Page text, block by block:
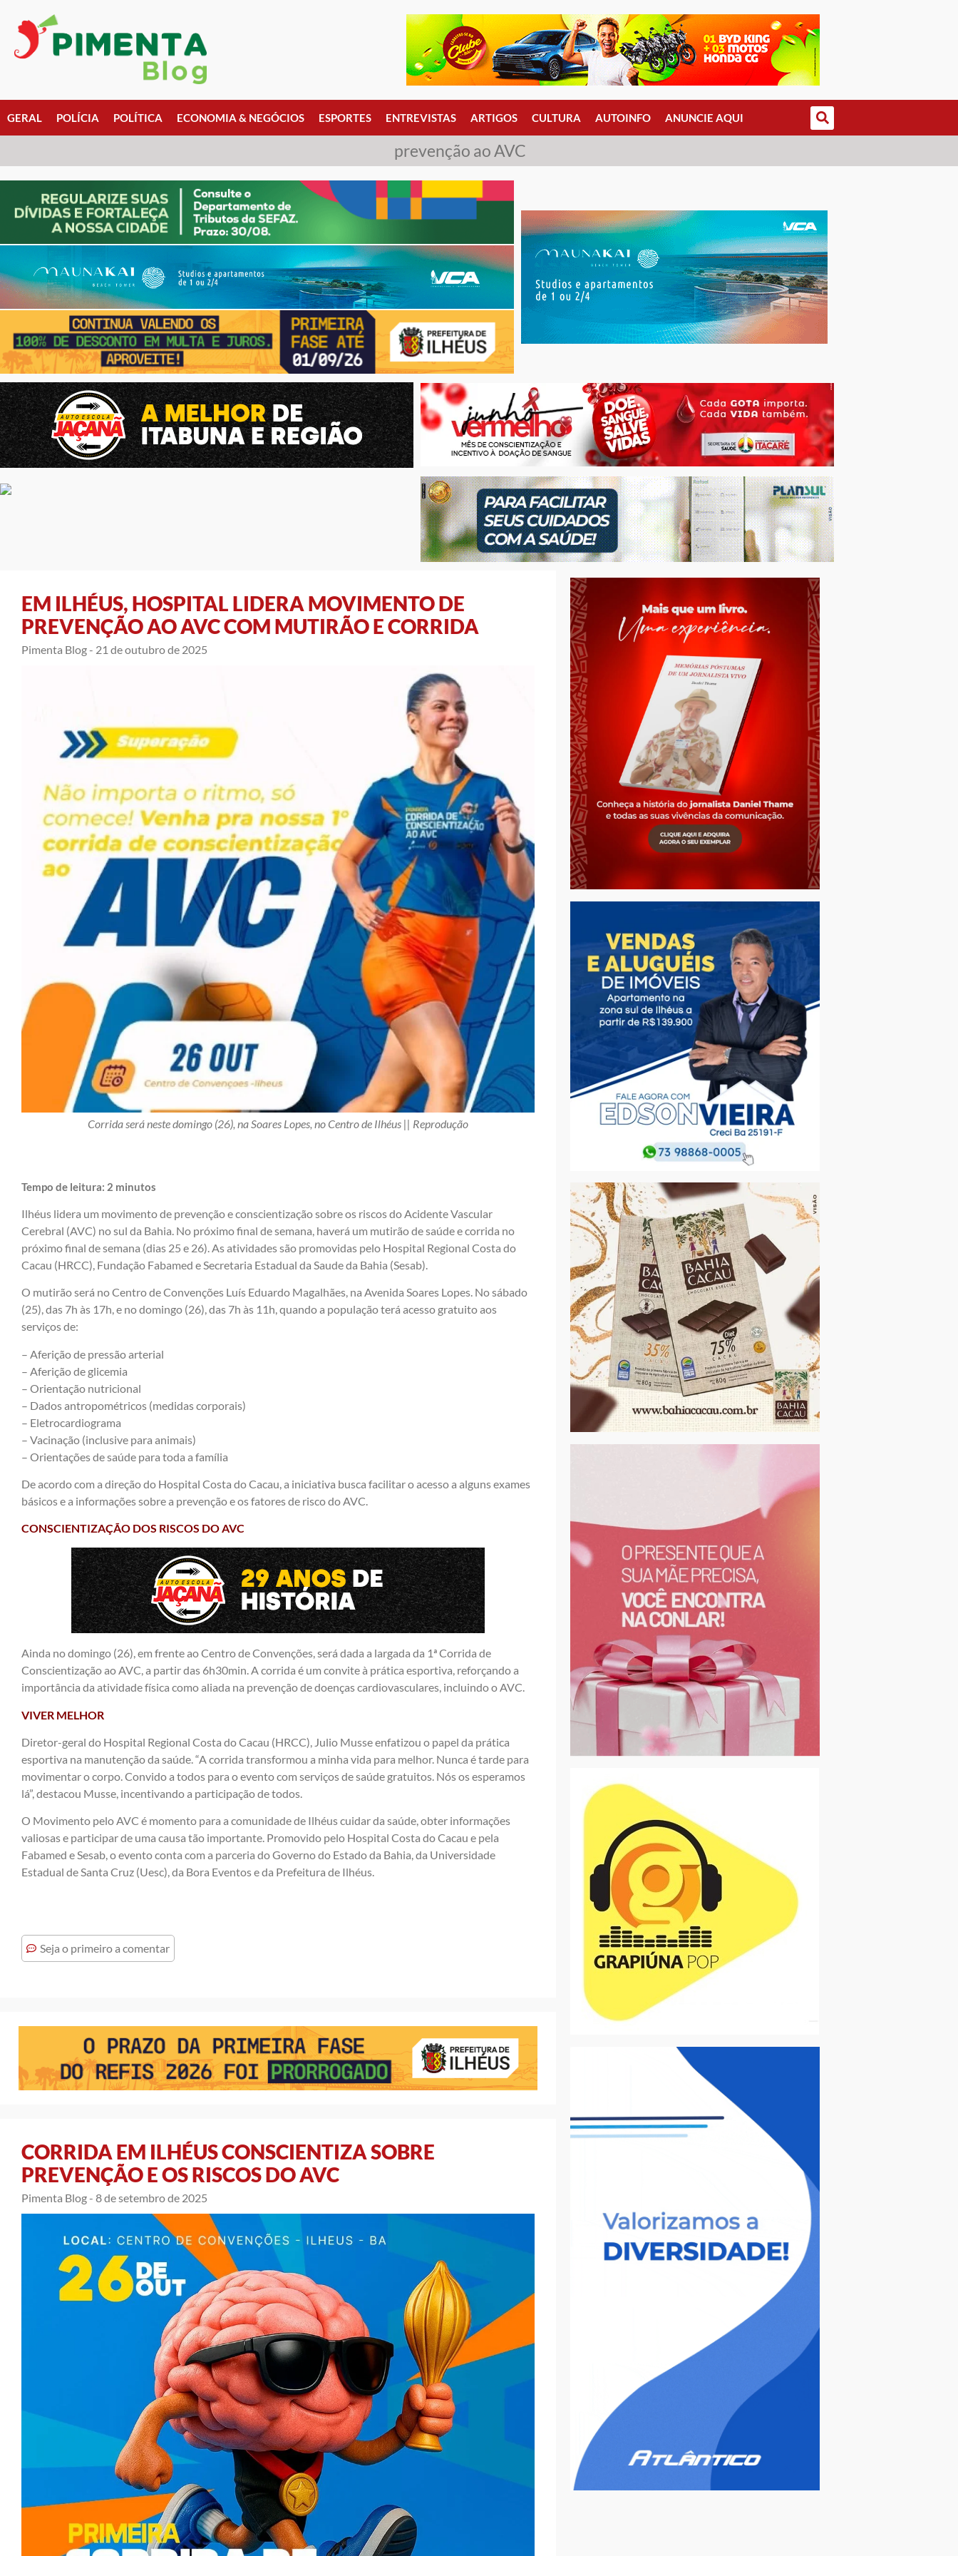
GERAL POLÍCIA POLÍTICA ECONOMIA & NEGÓCIOS ESPORTES ENTREVISTAS ARTIGOS CULTURA AUTOINFO ANUNCIE AQUI
prevenção ao AVC
EM ILHÉUS, HOSPITAL LIDERA MOVIMENTO DE
PREVENÇÃO AO AVC COM MUTIRÃO E CORRIDA
Pimenta Blog - 21 de outubro de 2025
Corrida será neste domingo (26), na Soares Lopes, no Centro de Ilhéus || Reprodução
Tempo de leitura: 2 minutos
Ilhéus lidera um movimento de prevenção e conscientização sobre os riscos do Acidente Vascular
Cerebral (AVC) no sul da Bahia. No próximo final de semana, haverá um mutirão de saúde e corrida no
próximo final de semana (dias 25 e 26). As atividades são promovidas pelo Hospital Regional Costa do
Cacau (HRCC), Fundação Fabamed e Secretaria Estadual da Saude da Bahia (Sesab).
O mutirão será no Centro de Convenções Luís Eduardo Magalhães, na Avenida Soares Lopes. No sábado
(25), das 7h às 17h, e no domingo (26), das 7h às 11h, quando a população terá acesso gratuito aos
serviços de:
– Aferição de pressão arterial
– Aferição de glicemia
– Orientação nutricional
– Dados antropométricos (medidas corporais)
– Eletrocardiograma
– Vacinação (inclusive para animais)
– Orientações de saúde para toda a família
De acordo com a direção do Hospital Costa do Cacau, a iniciativa busca facilitar o acesso a alguns exames
básicos e a informações sobre a prevenção e os fatores de risco do AVC.
CONSCIENTIZAÇÃO DOS RISCOS DO AVC
Ainda no domingo (26), em frente ao Centro de Convenções, será dada a largada da 1ª Corrida de
Conscientização ao AVC, a partir das 6h30min. A corrida é um convite à prática esportiva, reforçando a
importância da atividade física como aliada na prevenção de doenças cardiovasculares, incluindo o AVC.
VIVER MELHOR
Diretor-geral do Hospital Regional Costa do Cacau (HRCC), Julio Musse enfatizou o papel da prática
esportiva na manutenção da saúde. “A corrida transformou a minha vida para melhor. Nunca é tarde para
movimentar o corpo. Convido a todos para o evento com serviços de saúde gratuitos. Nós os esperamos
lá”, destacou Musse, incentivando a participação de todos.
O Movimento pelo AVC é momento para a comunidade de Ilhéus cuidar da saúde, obter informações
valiosas e participar de uma causa tão importante. Promovido pelo Hospital Costa do Cacau e pela
Fabamed e Sesab, o evento conta com a parceria do Governo do Estado da Bahia, da Universidade
Estadual de Santa Cruz (Uesc), da Bora Eventos e da Prefeitura de Ilhéus.
Seja o primeiro a comentar
CORRIDA EM ILHÉUS CONSCIENTIZA SOBRE
PREVENÇÃO E OS RISCOS DO AVC
Pimenta Blog - 8 de setembro de 2025